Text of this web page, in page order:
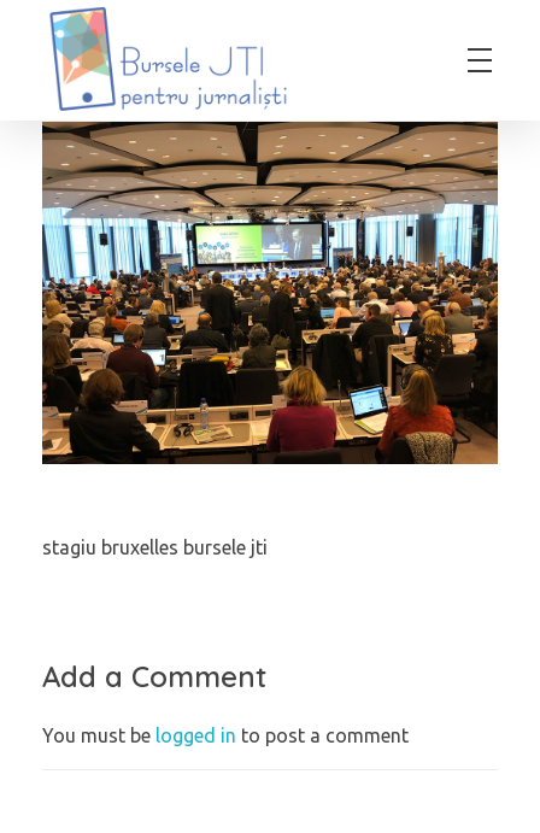
Bursele JTI pentru Jurnalisti
ediția 2018-2019
stagiu bruxelles bursele jti
Add a Comment
You must be logged in to post a comment